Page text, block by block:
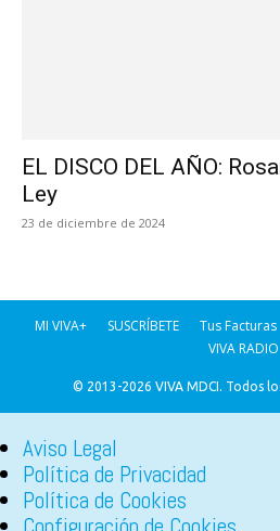
EL DISCO DEL AÑO:
Ley
23 de diciembre de 2024
MI VIVA+ SUSCRÍBETE Tus Facturas
VIVA RADIO
© 2013-2026 VIVA MDCI. Todos
Aviso Legal
Política de Privacidad
Política de Cookies